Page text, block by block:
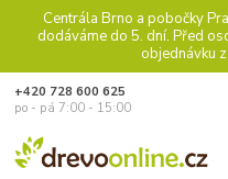
Centrála Brno a pobočky
dodáváme do 5. dní. Před
objednávku
+420 728 600 625
po - pá 7:00 - 15:00